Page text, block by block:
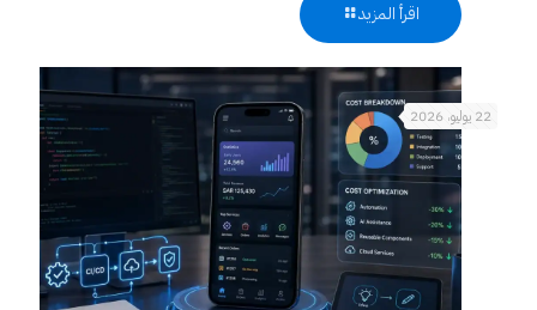
اقرأ المزيد
22 يوليو، 2026